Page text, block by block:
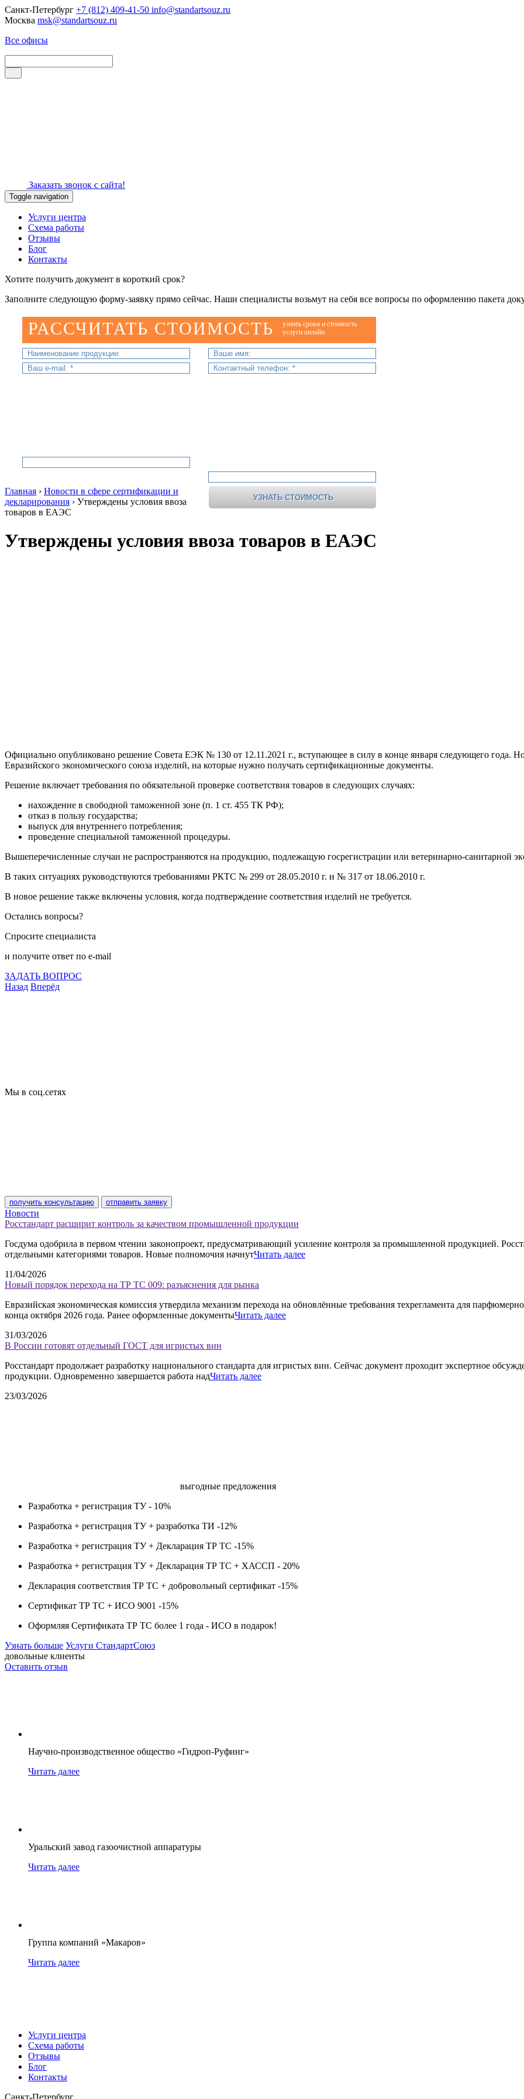
Санкт-Петербург +7 (812) 409-41-50 info@standartsouz.ru
Москва msk@standartsouz.ru
Все офисы
Заказать звонок с сайта!
Toggle navigation
Услуги центра
Схема работы
Отзывы
Блог
Контакты
Хотите получить документ в короткий срок?
Заполните следующую форму-заявку прямо сейчас. Наши специалисты возьмут на себя все вопросы по оформлению пакета
РАССЧИТАТЬ СТОИМОСТЬ
узнать сроки и стоимость
услуги онлайн
Главная › Новости в сфере сертификации и
декларирования › Утверждены условия ввоза
товаров в ЕАЭС
Утверждены условия ввоза товаров в ЕАЭС
Официально опубликовано решение Совета ЕЭК № 130 от 12.11.2021 г., вступающее в силу в конце января следующего года.
Евразийского экономического союза изделий, на которые нужно получать сертификационные документы.
Решение включает требования по обязательной проверке соответствия товаров в следующих случаях:
нахождение в свободной таможенной зоне (п. 1 ст. 455 ТК РФ);
отказ в пользу государства;
выпуск для внутреннего потребления;
проведение специальной таможенной процедуры.
Вышеперечисленные случаи не распространяются на продукцию, подлежащую госрегистрации или ветеринарно-санитарной
В таких ситуациях руководствуются требованиями РКТС № 299 от 28.05.2010 г. и № 317 от 18.06.2010 г.
В новое решение также включены условия, когда подтверждение соответствия изделий не требуется.
Остались вопросы?
Спросите специалиста
и получите ответ по e-mail
ЗАДАТЬ ВОПРОС
Назад Вперёд
Мы в соц.сетях
получить консультацию отправить заявку
Новости
Росстандарт расширит контроль за качеством промышленной продукции
Госдума одобрила в первом чтении законопроект, предусматривающий усиление контроля за промышленной продукцией.
отдельными категориями товаров. Новые полномочия начнутЧитать далее
11/04/2026
Новый порядок перехода на ТР ТС 009: разъяснения для рынка
Евразийская экономическая комиссия утвердила механизм перехода на обновлённые требования техрегламента для
конца октября 2026 года. Ранее оформленные документыЧитать далее
31/03/2026
В России готовят отдельный ГОСТ для игристых вин
Росстандарт продолжает разработку национального стандарта для игристых вин. Сейчас документ проходит экспертное
продукции. Одновременно завершается работа надЧитать далее
23/03/2026
выгодные предложения
Разработка + регистрация ТУ - 10%
Разработка + регистрация ТУ + разработка ТИ -12%
Разработка + регистрация ТУ + Декларация ТР ТС -15%
Разработка + регистрация ТУ + Декларация ТР ТС + ХАССП - 20%
Декларация соответствия ТР ТС + добровольный сертификат -15%
Сертификат ТР ТС + ИСО 9001 -15%
Оформляя Сертификата ТР ТС более 1 года - ИСО в подарок!
Узнать больше Услуги СтандартСоюз
довольные клиенты
Оставить отзыв
Научно-производственное общество «Гидроп-Руфинг»
Читать далее
Уральский завод газоочистной аппаратуры
Читать далее
Группа компаний «Макаров»
Читать далее
Услуги центра
Схема работы
Отзывы
Блог
Контакты
Санкт-Петербург